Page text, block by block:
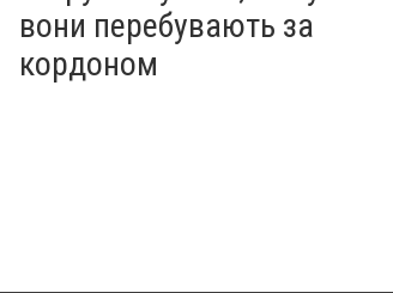
вони перебувають за
кордоном